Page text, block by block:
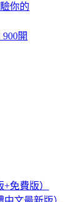
你的
開
免費版）